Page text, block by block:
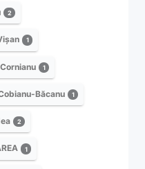
2
1
1
Băcanu 1
2
1